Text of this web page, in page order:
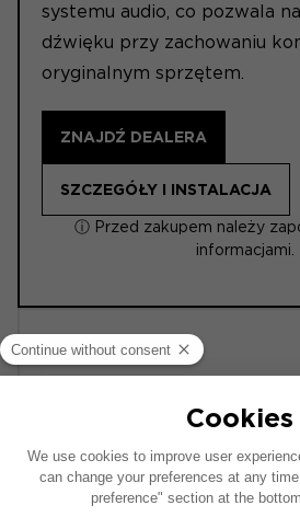
systemu audio, co pozwala
dźwięku przy zachowaniu
oryginalnym sprzętem.
ZNAJDŹ DEALERA
SZCZEGÓŁY I INSTALACJA
ⓘ Przed zakupem należy
informacjami.
ACTIVE 6.0